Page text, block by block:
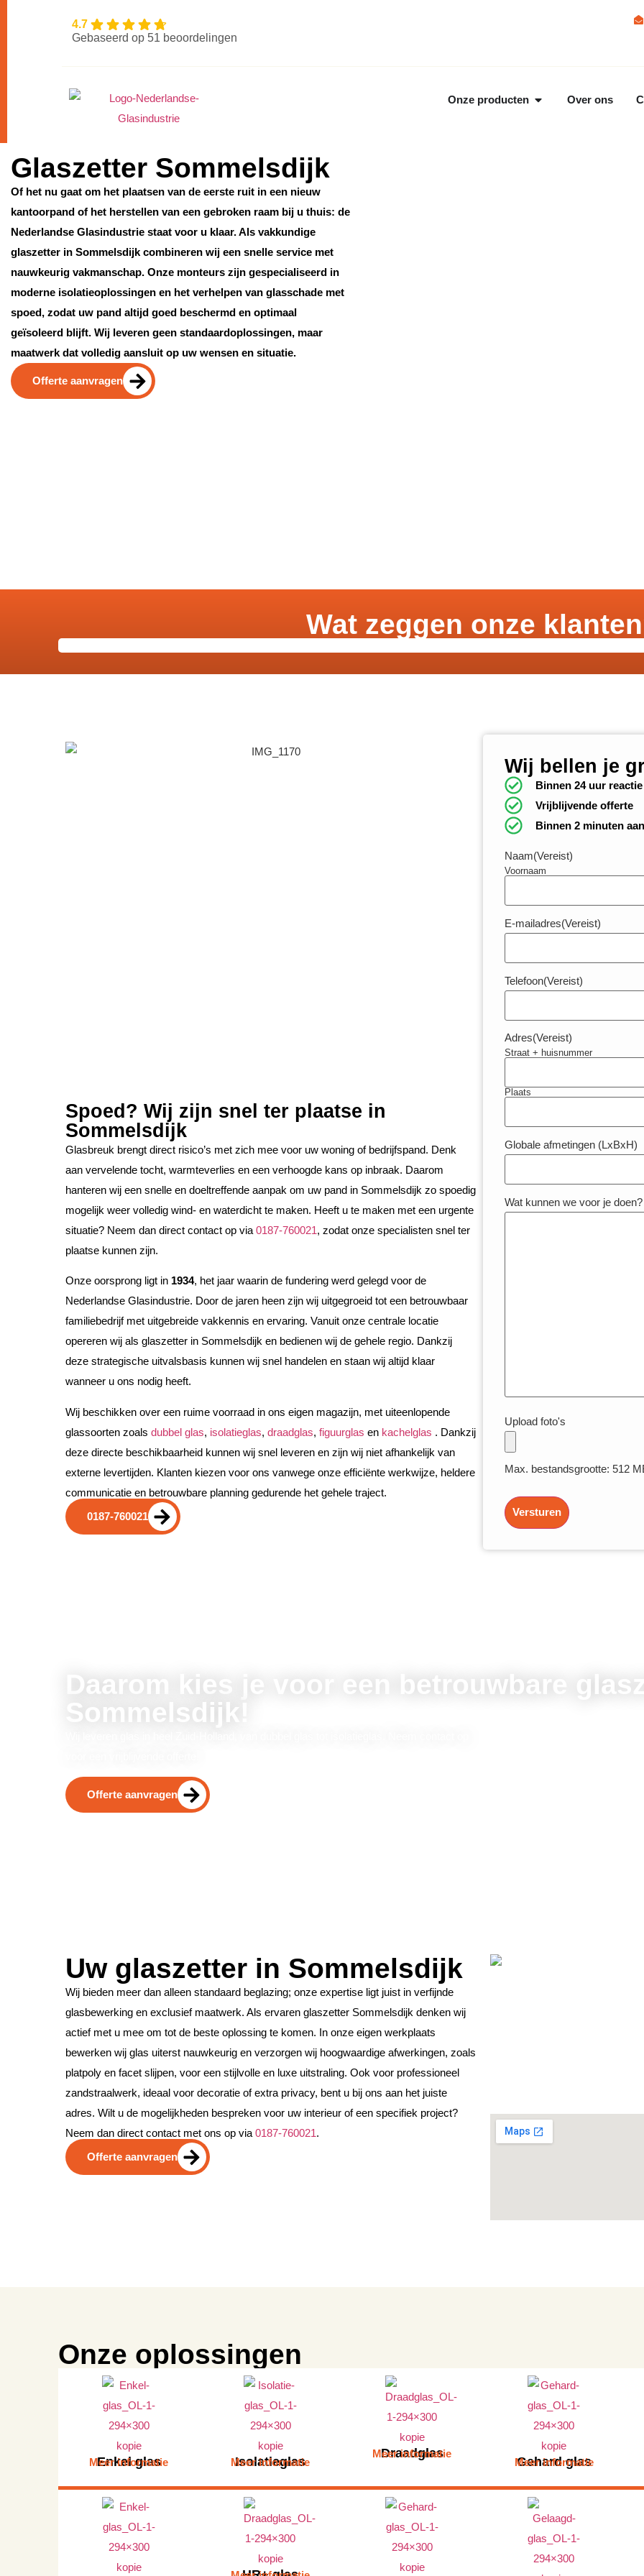
4.7
Gebaseerd op 51 beoordelingen
Onze producten Over ons
Glaszetter Sommelsdijk
Of het nu gaat om het plaatsen van de eerste ruit in een nieuw
kantoorpand of het herstellen van een gebroken raam bij u thuis: de
Nederlandse Glasindustrie staat voor u klaar. Als vakkundige
glaszetter in Sommelsdijk combineren wij een snelle service met
nauwkeurig vakmanschap. Onze monteurs zijn gespecialiseerd in
moderne isolatieoplossingen en het verhelpen van glasschade met
spoed, zodat uw pand altijd goed beschermd en optimaal
geïsoleerd blijft. Wij leveren geen standaardoplossingen, maar
maatwerk dat volledig aansluit op uw wensen en situatie.
Offerte aanvragen
Wat zeggen onze
Spoed? Wij zijn snel ter plaatse in
Sommelsdijk
Glasbreuk brengt direct risico’s met zich mee voor uw woning of bedrijfspand. Denk
aan vervelende tocht, warmteverlies en een verhoogde kans op inbraak. Daarom
hanteren wij een snelle en doeltreffende aanpak om uw pand in Sommelsdijk zo spoedig
mogelijk weer volledig wind- en waterdicht te maken. Heeft u te maken met een urgente
situatie? Neem dan direct contact op via 0187-760021, zodat onze specialisten snel ter
plaatse kunnen zijn.
Onze oorsprong ligt in 1934, het jaar waarin de fundering werd gelegd voor de
Nederlandse Glasindustrie. Door de jaren heen zijn wij uitgegroeid tot een betrouwbaar
familiebedrijf met uitgebreide vakkennis en ervaring. Vanuit onze centrale locatie
opereren wij als glaszetter in Sommelsdijk en bedienen wij de gehele regio. Dankzij
deze strategische uitvalsbasis kunnen wij snel handelen en staan wij altijd klaar
wanneer u ons nodig heeft.
Wij beschikken over een ruime voorraad in ons eigen magazijn, met uiteenlopende
glassoorten zoals dubbel glas, isolatieglas, draadglas, figuurglas en kachelglas . Dankzij
deze directe beschikbaarheid kunnen wij snel leveren en zijn wij niet afhankelijk van
externe levertijden. Klanten kiezen voor ons vanwege onze efficiënte werkwijze, heldere
communicatie en betrouwbare planning gedurende het gehele traject.
0187-760021
Wij bellen je
Binnen 24 uur reactie
Vrijblijvende offerte
Binnen 2 minuten
Naam(Vereist)
Voornaam
E-mailadres(Vereist)
Telefoon(Vereist)
Adres(Vereist)
Straat + huisnummer
Plaats
Globale afmetingen (LxBxH)
Wat kunnen we voor je doen?
Upload foto's
Max. bestandsgrootte: 512
Versturen
Daarom kies je voor een betrouwbare
Sommelsdijk!
Offerte aanvragen
Uw glaszetter in Sommelsdijk
Wij bieden meer dan alleen standaard beglazing; onze expertise ligt juist in verfijnde
glasbewerking en exclusief maatwerk. Als ervaren glaszetter Sommelsdijk denken wij
actief met u mee om tot de beste oplossing te komen. In onze eigen werkplaats
bewerken wij glas uiterst nauwkeurig en verzorgen wij hoogwaardige afwerkingen, zoals
platpoly en facet slijpen, voor een stijlvolle en luxe uitstraling. Ook voor professioneel
zandstraalwerk, ideaal voor decoratie of extra privacy, bent u bij ons aan het juiste
adres. Wilt u de mogelijkheden bespreken voor uw interieur of een specifiek project?
Neem dan direct contact met ons op via 0187-760021.
Offerte aanvragen
Onze oplossingen
Enkel glas
Meer informatie Isolatieglas
Meer informatie
Draadglas
Meer informatie
Gehard glas
Meer informatie